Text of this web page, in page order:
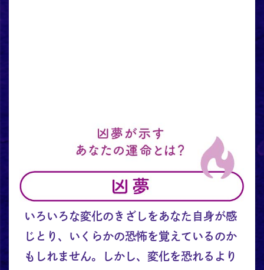
いろいろな変化のきざしをあなた自身が感
じとり、いくらかの恐怖を覚えているのか
もしれません。しかし、変化を恐れるより